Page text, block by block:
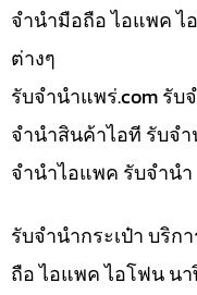
จำนำมือถือ ไอแพค ไ
ต่างๆ
รับจํานําแพร่.com รับ
จำนำสินค้าไอที รับจ
จำนำไอแพค รับจำนำ
รับจำนำกระเป๋า บริ
ถือ ไอแพค ไอโฟน น